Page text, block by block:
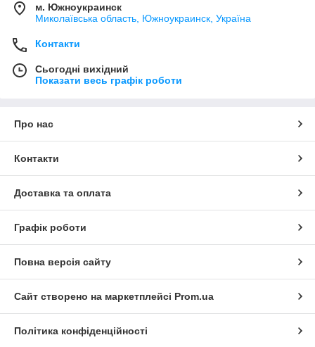
м. Южноукраинск
Миколаївська область, Южноукраинск, Україна
Контакти
Сьогодні вихідний
Показати весь графік роботи
Про нас
Контакти
Доставка та оплата
Графік роботи
Повна версія сайту
Сайт створено на маркетплейсі Prom.ua
Політика конфіденційності